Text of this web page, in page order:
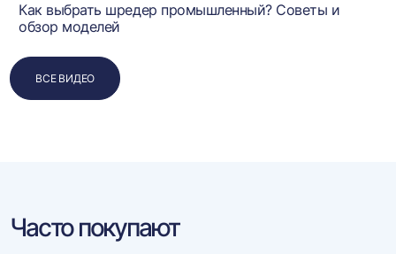
Как выбрать шредер промышленный? Советы и
обзор моделей
ВСЕ ВИДЕО
Часто покупают